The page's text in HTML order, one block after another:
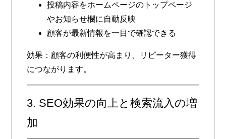
投稿内容をホームページのトップページ
やお知らせ欄に自動反映
顧客が最新情報を一目で確認できる
効果 ：顧客の利便性が高まり、リピーター獲得
につながります。
3. SEO効果の向上と検索流入の増
加